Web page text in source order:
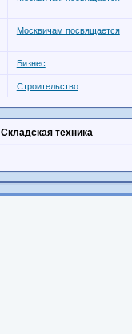
Москвичам посвящается
Бизнес
Строительство
Складская техника